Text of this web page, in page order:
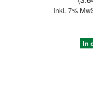
Inkl. 7%
In